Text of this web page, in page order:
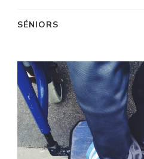
SÉNIORS